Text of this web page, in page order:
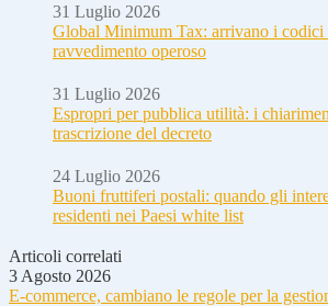
31 Luglio 2026
Global Minimum Tax: arrivano i codici
ravvedimento operoso
31 Luglio 2026
Espropri per pubblica utilità: i
trascrizione del decreto
24 Luglio 2026
Buoni fruttiferi postali: quando gli
residenti nei Paesi white list
Articoli correlati
3 Agosto 2026
E-commerce, cambiano le regole per la